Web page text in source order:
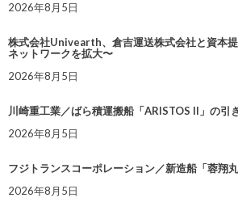
2026年8月5日
株式会社Univearth、倉吉運送株式会社と資本
ネットワークを拡大〜
2026年8月5日
川崎重工業／ばら積運搬船「ARISTOS II」の引
2026年8月5日
フジトランスコーポレーション／新造船「蓉翔
2026年8月5日